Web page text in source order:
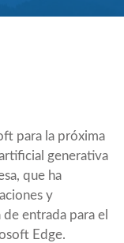
para la próxima
generativa
que ha
y
entrada para el
Edge.